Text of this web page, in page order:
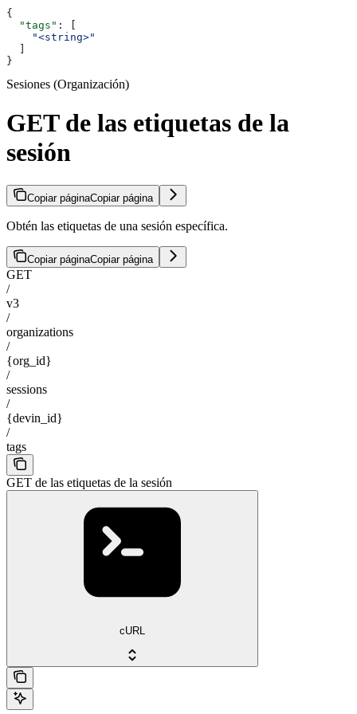
{
  "tags"
: [
    "<string>"
}
Sesiones (Organización)
GET de las etiquetas de la
sesión
Copiar páginaCopiar página
Obtén las etiquetas de una sesión específica.
Copiar páginaCopiar página
GET
/
v3
/
organizations
/
{org_id}
/
sessions
/
{devin_id}
/
tags
GET de las etiquetas de la sesión
cURL